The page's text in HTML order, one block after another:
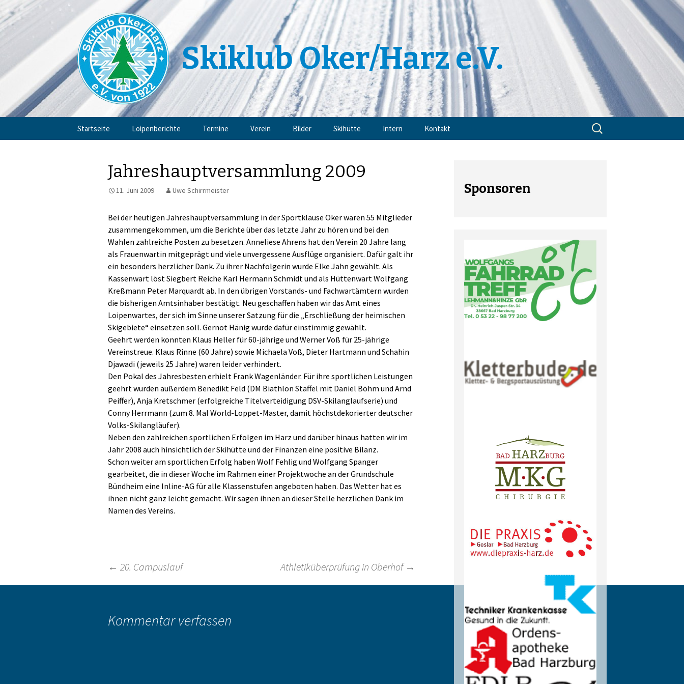
Skiklub Oker/Harz e.V.
Startseite Loipenberichte Termine Verein
Trainingsangebote
Sponsoren
Links
Bilder Skihütte Intern Kontakt
Suchen
nach:
Jahreshauptversammlung 2009
11. Juni 2009 Uwe Schirrmeister
Bei der heutigen Jahreshauptversammlung in der Sportklause Oker waren 55 Mitglieder
zusammengekommen, um die Berichte über das letzte Jahr zu hören und bei den
Wahlen zahlreiche Posten zu besetzen. Anneliese Ahrens hat den Verein 20 Jahre lang
als Frauenwartin mitgeprägt und viele unvergessene Ausflüge organisiert. Dafür galt ihr
ein besonders herzlicher Dank. Zu ihrer Nachfolgerin wurde Elke Jahn gewählt. Als
Kassenwart löst Siegbert Reiche Karl Hermann Schmidt und als Hüttenwart Wolfgang
Kreßmann Peter Marquardt ab. In den übrigen Vorstands- und Fachwartämtern wurden
die bisherigen Amtsinhaber bestätigt. Neu geschaffen haben wir das Amt eines
Loipenwartes, der sich im Sinne unserer Satzung für die „Erschließung der heimischen
Skigebiete“ einsetzen soll. Gernot Hänig wurde dafür einstimmig gewählt.
Geehrt werden konnten Klaus Heller für 60-jährige und Werner Voß für 25-jährige
Vereinstreue. Klaus Rinne (60 Jahre) sowie Michaela Voß, Dieter Hartmann und Schahin
Djawadi (jeweils 25 Jahre) waren leider verhindert.
Den Pokal des Jahresbesten erhielt Frank Wagenländer. Für ihre sportlichen Leistungen
geehrt wurden außerdem Benedikt Feld (DM Biathlon Staffel mit Daniel Böhm und Arnd
Peiffer), Anja Kretschmer (erfolgreiche Titelverteidigung DSV-Skilanglaufserie) und
Conny Herrmann (zum 8. Mal World-Loppet-Master, damit höchstdekorierter deutscher
Volks-Skilangläufer).
Neben den zahlreichen sportlichen Erfolgen im Harz und darüber hinaus hatten wir im
Jahr 2008 auch hinsichtlich der Skihütte und der Finanzen eine positive Bilanz.
Schon weiter am sportlichen Erfolg haben Wolf Fehlig und Wolfgang Spanger
gearbeitet, die in dieser Woche im Rahmen einer Projektwoche an der Grundschule
Bündheim eine Inline-AG für alle Klassenstufen angeboten haben. Das Wetter hat es
ihnen nicht ganz leicht gemacht. Wir sagen ihnen an dieser Stelle herzlichen Dank im
Namen des Vereins.
Beitragsnavigation
← 20. Campuslauf Athletiküberprüfung in Oberhof →
Kommentar verfassen
Sponsoren